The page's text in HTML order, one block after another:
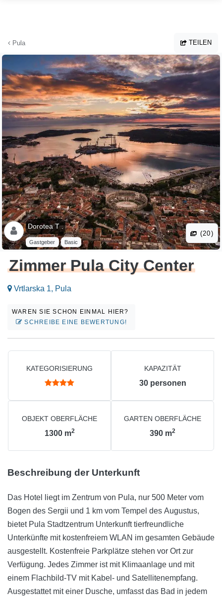
Pula TEILEN
Dorotea T .
Gastgeber Basic
(20)
Zimmer Pula City Center
Vrtlarska 1, Pula
WAREN SIE SCHON EINMAL HIER?
SCHREIBE EINE BEWERTUNG!
KATEGORISIERUNG KAPAZITÄT
30 personen
OBJEKT OBERFLÄCHE
1300 m2
GARTEN OBERFLÄCHE
390 m2
Beschreibung der Unterkunft
Das Hotel liegt im Zentrum von Pula, nur 500 Meter vom
Bogen des Sergii und 1 km vom Tempel des Augustus,
bietet Pula Stadtzentrum Unterkunft tierfreundliche
Unterkünfte mit kostenfreiem WLAN im gesamten Gebäude
ausgestellt. Kostenfreie Parkplätze stehen vor Ort zur
Verfügung. Jedes Zimmer ist mit Klimaanlage und mit
einem Flachbild-TV mit Kabel- und Satellitenempfang.
Ausgestattet mit einer Dusche, umfasst das Bad in jedem